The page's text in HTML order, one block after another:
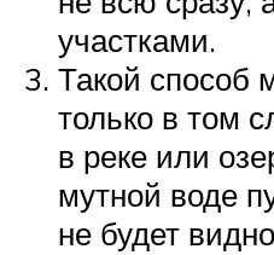
участками.
Такой способ
только в том
в реке или
мутной воде
не будет